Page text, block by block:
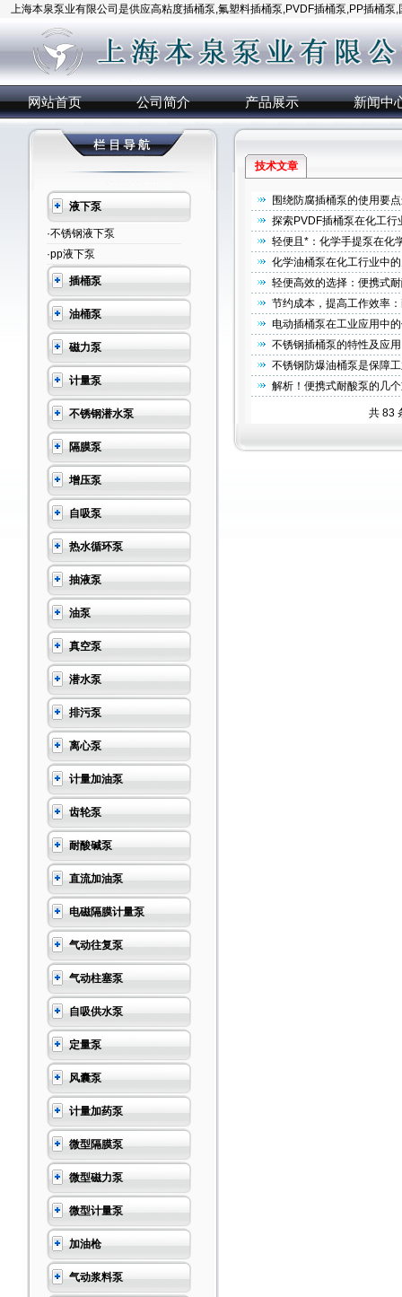
上海本泉泵业有限公司是供应高粘度插桶泵,氟塑料插桶泵,PVDF插桶泵,PP插桶泵
网站首页 公司简介 产品展示 新闻中
液下泵
·不锈钢液下泵
·pp液下泵
插桶泵
油桶泵
磁力泵
计量泵
不锈钢潜水泵
隔膜泵
增压泵
自吸泵
热水循环泵
抽液泵
油泵
真空泵
潜水泵
排污泵
离心泵
计量加油泵
齿轮泵
耐酸碱泵
直流加油泵
电磁隔膜计量泵
气动往复泵
气动柱塞泵
自吸供水泵
定量泵
风囊泵
计量加药泵
微型隔膜泵
微型磁力泵
微型计量泵
加油枪
气动浆料泵
技术文章
围绕防腐插桶泵的使用要
探索PVDF插桶泵在化工行
轻便且*：化学手提泵在化
化学油桶泵在化工行业中
轻便高效的选择：便携式
节约成本，提高工作效率
电动插桶泵在工业应用中
不锈钢插桶泵的特性及应用
不锈钢防爆油桶泵是保障
解析！便携式耐酸泵的几
共 83